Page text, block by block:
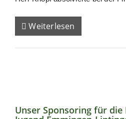
Weiterlesen
Unser Sponsoring für